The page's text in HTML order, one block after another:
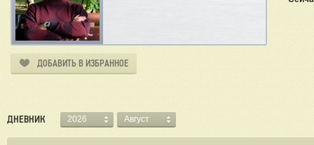
ДОБАВИТЬ В ИЗБРАННОЕ
ДНЕВНИК 2026 Август